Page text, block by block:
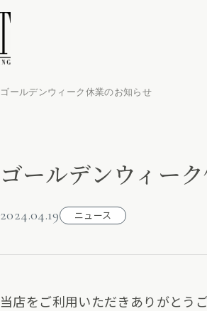
ゴールデンウィーク休業のお知らせ
ゴールデンウィー
2024.04.19 ニュース
当店をご利用いただきありがとうご